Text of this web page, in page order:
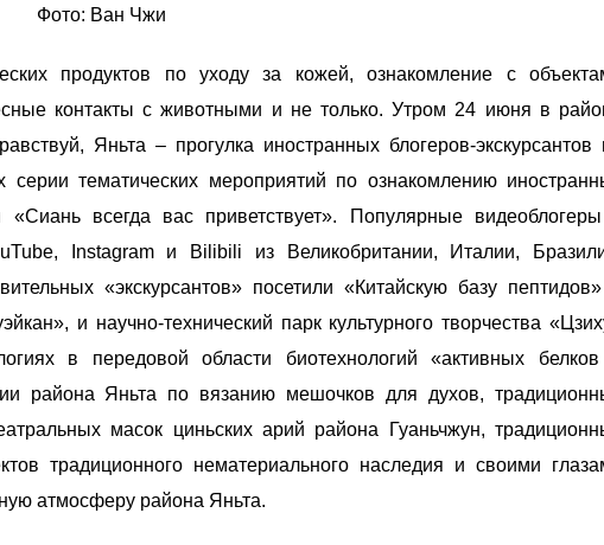
Фото: Ван Чжи
продуктов по уходу за кожей, ознакомление с
контакты с животными и не только. Утром 24 июня в
Яньта – прогулка иностранных блогеров-экскурсантов
тематических мероприятий по ознакомлению
всегда вас приветствует». Популярные
Instagram и Bilibili из Великобритании, Италии,
«экскурсантов» посетили «Китайскую базу
и научно-технический парк культурного творчества
в передовой области биотехнологий «активных
района Яньта по вязанию мешочков для духов,
масок циньских арий района Гуаньчжун,
традиционного нематериального наследия и своими
атмосферу района Яньта.